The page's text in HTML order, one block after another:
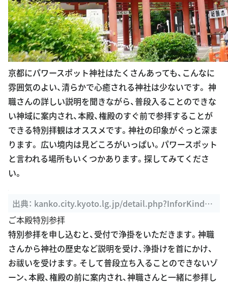
京都にパワースポット神社はたくさんあっても、こんなに
雰囲気のよい、清らかで心癒される神社は少ないです。 神
職さんの詳しい説明を聞きながら、普段入ることのできな
い神域に案内され、本殿、権殿のすぐ前で参拝することが
できる特別拝観はオススメです。神社の印象がぐっと深ま
ります。 広い境内は見どころがいっぱい。パワースポット
と言われる場所もいくつかあります。探してみてくださ
い。
出典： kanko.city.kyoto.lg.jp/detail.php?InforKindCo
de=1&ManageCode=1000033
ご本殿特別参拝
特別参拝を申し込むと、受付で浄掛をいただきます。神職
さんから神社の歴史など説明を受け、浄掛けを首にかけ、
お祓いを受けます。そして普段立ち入ることのできないゾ
ーン、本殿、権殿の前に案内され、神職さんと一緒に参拝し